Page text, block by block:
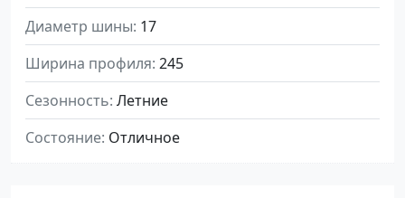
Диаметр шины 17
Ширина профиля 245
Сезонность Летние
Состояние Отличное